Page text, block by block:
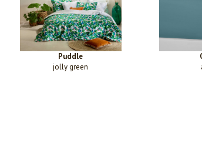
Puddle
jolly green